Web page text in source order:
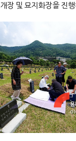
장 및 묘지화장을 진